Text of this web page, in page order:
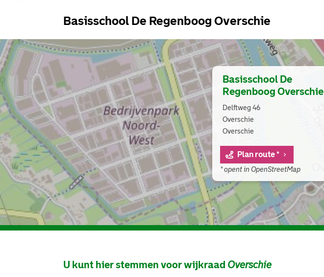
Basisschool De Regenboog Overschie
Basisschool De
Regenboog Overschie
Delftweg 46
Overschie
Overschie
Plan route *
* opent in OpenStreetMap
U kunt hier stemmen voor wijkraad Overschie